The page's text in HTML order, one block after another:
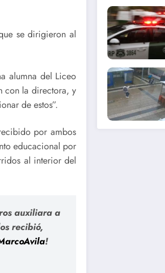
se dirigieron al
alumna del Liceo
con la directora, y
de estos”.
por ambos
educacional por
al interior del
auxiliara a
recibió,
!